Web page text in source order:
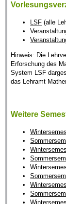
LSF (alle
Hinweis: Die
Erforschung des
System LSF
das Lehramt
Weitere